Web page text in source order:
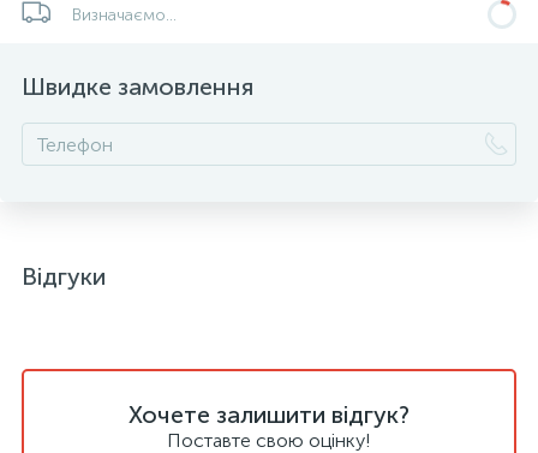
Визначаємо...
Швидке замовлення
Відгуки
Хочете залишити відгук?
Поставте свою оцінку!